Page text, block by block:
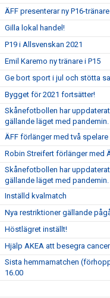
ÄFF presenterar ny P16-tränare
Gilla lokal handel!
P19 i Allsvenskan 2021
Emil Karemo ny tränare i P15
Ge bort sport i jul och stötta
Bygget för 2021 fortsätter!
Skånefotbollen har
gällande läget med pandemin.
ÄFF förlänger med två
Robin Streifert förlänger med
Skånefotbollen har
gällande läget med pandemin.
Inställd kvalmatch
Nya restriktioner gällande
Höstlägret inställt!
Hjälp AKEA att besegra
Sista hemmamatchen
16.00